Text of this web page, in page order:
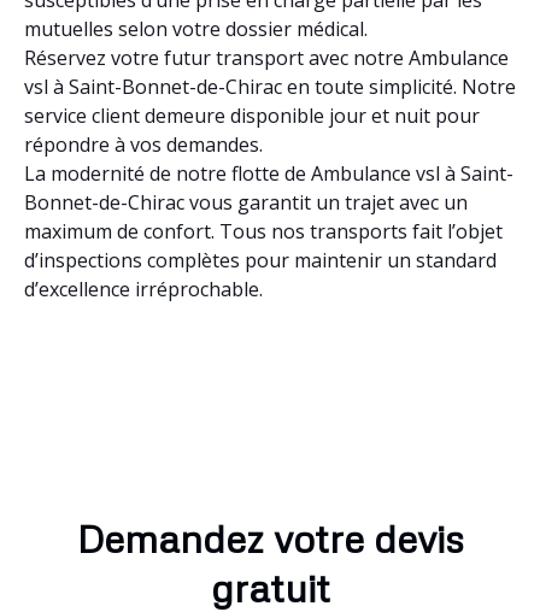
mutuelles selon votre dossier médical.
Réservez votre futur transport avec notre Ambulance
vsl à Saint-Bonnet-de-Chirac en toute simplicité. Notre
service client demeure disponible jour et nuit pour
répondre à vos demandes.
La modernité de notre flotte de Ambulance vsl à Saint-
Bonnet-de-Chirac vous garantit un trajet avec un
maximum de confort. Tous nos transports fait l’objet
d’inspections complètes pour maintenir un standard
d’excellence irréprochable.
Demandez votre devis
gratuit